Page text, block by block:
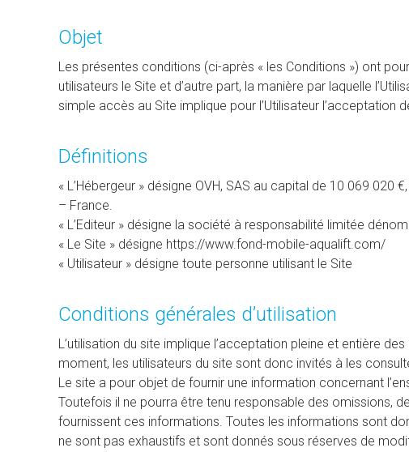
Objet
Les présentes conditions (ci-après « les Conditions ») ont
utilisateurs le Site et d’autre part, la manière par laquelle
simple accès au Site implique pour l’Utilisateur l’acceptation
Définitions
« L’Hébergeur » désigne OVH, SAS au capital de 10 069
– France.
« L’Editeur » désigne la société à responsabilité limitée
« Le Site » désigne https://www.fond-mobile-aqualift.com/
« Utilisateur » désigne toute personne utilisant le Site
Conditions générales d’utilisation
L’utilisation du site implique l’acceptation pleine et entière
moment, les utilisateurs du site sont donc invités à les
Le site a pour objet de fournir une information concernant
Toutefois il ne pourra être tenu responsable des omissions,
fournissent ces informations. Toutes les informations sont
ne sont pas exhaustifs et sont donnés sous réserves de